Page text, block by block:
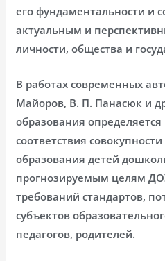
его фундаментальности и
актуальным и
личности, общества и
В работах современных
Майоров, В. П. Панасюк и
образования определяется
соответствия
образования детей
прогнозируемым целям
требований стандартов,
субъектов
педагогов, родителей.